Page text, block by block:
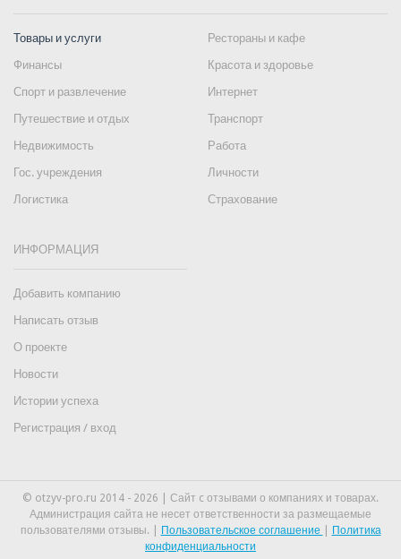
Товары и услуги
Рестораны и кафе
Финансы
Красота и здоровье
Спорт и развлечение
Интернет
Путешествие и отдых
Транспорт
Недвижимость
Работа
Гос. учреждения
Личности
Логистика
Страхование
ИНФОРМАЦИЯ
Добавить компанию
Написать отзыв
О проекте
Новости
Истории успеха
Регистрация / вход
© otzyv-pro.ru 2014 - 2026 | Сайт c отзывами о компаниях и товарах.
Администрация сайта не несет ответственности за размещаемые
пользователями отзывы. |
Пользовательское соглашение
Политика
конфиденциальности